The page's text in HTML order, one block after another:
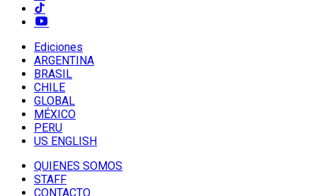
Ediciones
ARGENTINA
BRASIL
CHILE
GLOBAL
MÉXICO
PERU
US ENGLISH
QUIENES SOMOS
STAFF
CONTACTO